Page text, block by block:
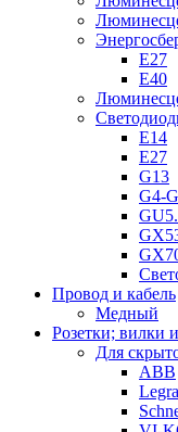
Е27
Е40
Е14
Е27
G13
G4-
Провод и кабель
Медный
Розетки; вилки
Для
ABB